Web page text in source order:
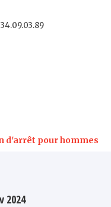
d'arrêt pour hommes
2024